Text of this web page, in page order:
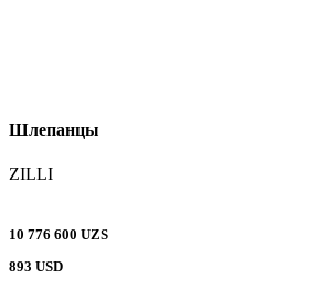
Шлепанцы
ZILLI
10 776 600 UZS
893 USD